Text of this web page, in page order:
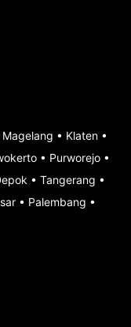
Magelang • Klaten •
• Purworejo •
• Tangerang •
• Palembang •